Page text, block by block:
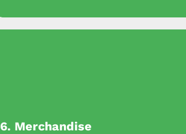
6. Merchandise